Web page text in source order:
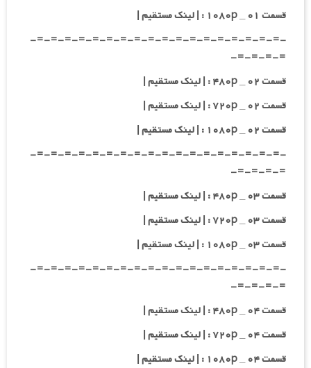
قسمت ۰۱ _ ۱۰۸۰p : | لینک مستقیم |
-=-=-=-=-=-=-=-=-=-=-=-=-=-=-=-=-=-=-
=-=-=-=-
قسمت ۰۲ _ ۴۸۰p : | لینک مستقیم |
قسمت ۰۲ _ ۷۲۰p : | لینک مستقیم |
قسمت ۰۲ _ ۱۰۸۰p : | لینک مستقیم |
-=-=-=-=-=-=-=-=-=-=-=-=-=-=-=-=-=-=-
=-=-=-=-
قسمت ۰۳ _ ۴۸۰p : | لینک مستقیم |
قسمت ۰۳ _ ۷۲۰p : | لینک مستقیم |
قسمت ۰۳ _ ۱۰۸۰p : | لینک مستقیم |
-=-=-=-=-=-=-=-=-=-=-=-=-=-=-=-=-=-=-
=-=-=-=-
قسمت ۰۴ _ ۴۸۰p : | لینک مستقیم |
قسمت ۰۴ _ ۷۲۰p : | لینک مستقیم |
قسمت ۰۴ _ ۱۰۸۰p : | لینک مستقیم |